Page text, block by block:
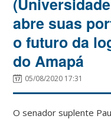
abre suas
o futuro da
do Amapá
05/08/2020 17:31
O senador suplente